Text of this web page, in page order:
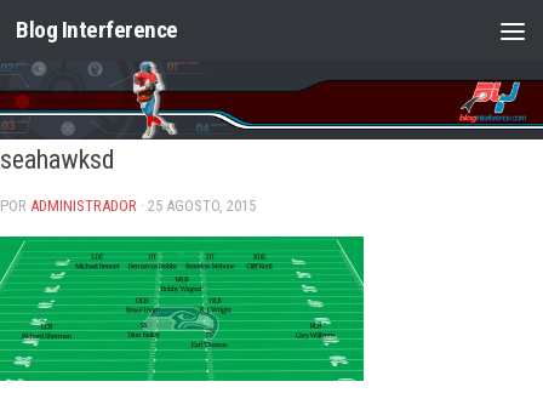
Saltar al contenido
Blog Interference
seahawksd
POR ADMINISTRADOR · 25 AGOSTO, 2015